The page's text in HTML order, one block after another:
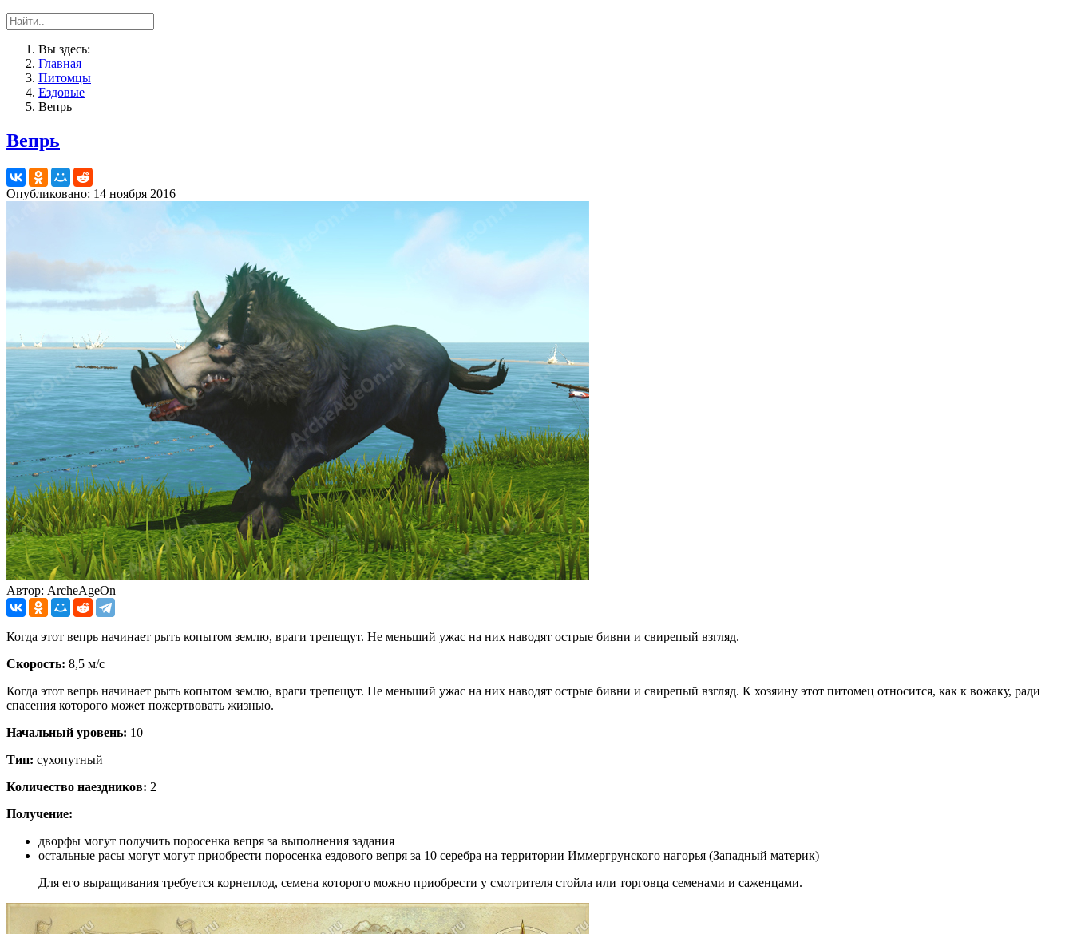
Вы здесь:
Главная
Питомцы
Ездовые
Вепрь
Вепрь
Опубликовано: 14 ноября 2016
Автор: ArcheAgeOn
Когда этот вепрь начинает рыть копытом землю, враги трепещут. Не меньший ужас на них наводят острые бивни и свирепый взгляд.
Скорость: 8,5 м/с
Когда этот вепрь начинает рыть копытом землю, враги трепещут. Не меньший ужас на них наводят острые бивни и свирепый взгляд. К хозяину этот питомец относится, как к вожаку, ради
спасения которого может пожертвовать жизнью.
Начальный уровень: 10
Тип: сухопутный
Количество наездников: 2
Получение:
дворфы могут получить поросенка вепря за выполнения задания
остальные расы могут могут приобрести поросенка ездового вепря за 10 серебра на территории Иммергрунского нагорья (Западный материк)
Для его выращивания требуется корнеплод, семена которого можно приобрести у смотрителя стойла или торговца семенами и саженцами.